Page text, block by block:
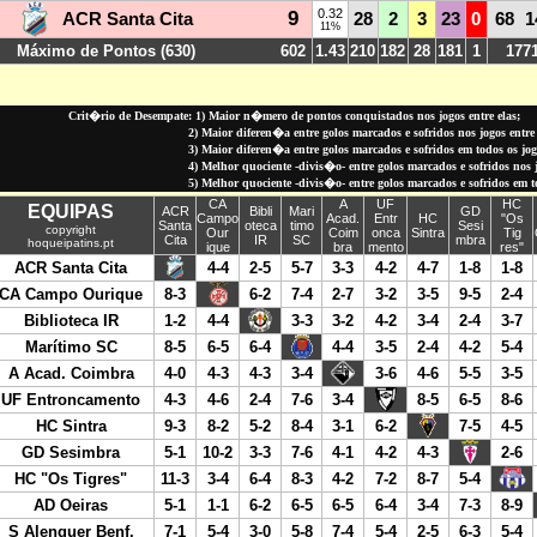
Crit�rio de Desempate: 1) Maior n�mero de pontos conquistados nos jogos entre elas;
2) Maior diferen�a entre golos marcados e sofridos nos jogos entre
3) Maior diferen�a entre golos marcados e sofridos em todos os
4) Melhor quociente -divis�o- entre golos marcados e sofridos nos
5) Melhor quociente -divis�o- entre golos marcados e sofridos em